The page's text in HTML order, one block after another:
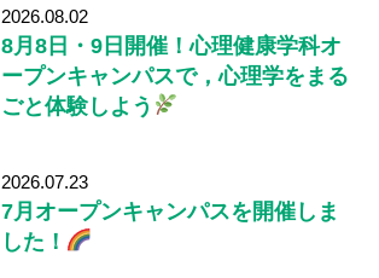
2026.08.02
8月8日・9日開催！心理健康学科オ
ープンキャンパスで，心理学をまる
ごと体験しよう
2026.07.23
7月オープンキャンパスを開催しま
した！